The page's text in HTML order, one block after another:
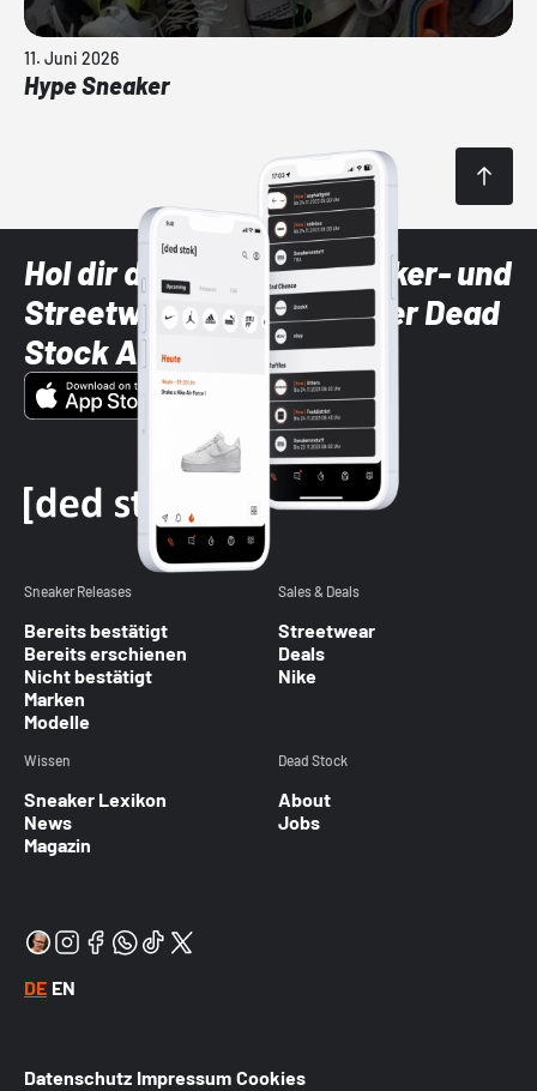
11. Juni 2026
Hype Sneaker
Hol dir die neuesten Sneaker- und
Streetwear-Brands mit der Dead
Stock App
Sneaker Releases
Bereits bestätigt
Bereits erschienen
Nicht bestätigt
Marken
Modelle
Sales & Deals
Streetwear
Deals
Nike
Wissen
Sneaker Lexikon
News
Magazin
Dead Stock
About
Jobs
DE EN
Datenschutz Impressum Cookies